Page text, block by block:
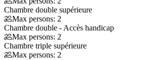
Chambre double supérieure
Max persons: 2
Chambre double - Accès handicap
Max persons: 2
Chambre triple supérieure
Max persons: 2